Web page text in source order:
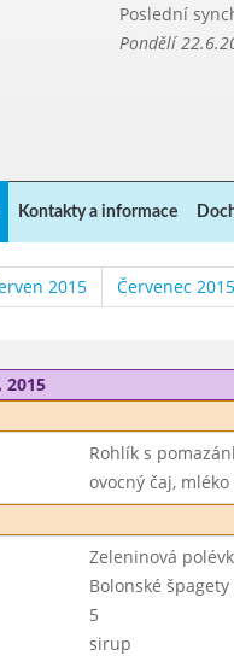
Poslední
Pondělí
Kontakty a informace
2015 Červenec 2015
2015
Rohlík s
ovocný čaj, mléko
Zeleninová
Bolonské špagety
5
sirup